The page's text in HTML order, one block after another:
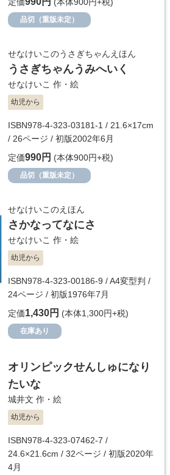
品切（重版未定）
せなけいこのうさぎちゃんえほん
うさぎちゃんうみへいく
せなけいこ 作・絵
幼児から
ISBN978-4-323-03181-1 / 21.6×17cm
/ 26ページ / 初版2002年6月
定価990円 (本体900円+税)
品切（重版未定）
せなけいこのえほん
さかなってなにさ
せなけいこ 作・絵
幼児から
ISBN978-4-323-00186-9 / A4変型判 /
24ページ / 初版1976年7月
定価1,430円 (本体1,300円+税)
在庫あり
オリンピックせんしゅになり
たいな
城井文 作・絵
幼児から
ISBN978-4-323-07462-7 /
24.6×21.6cm / 32ページ / 初版2020年
4月